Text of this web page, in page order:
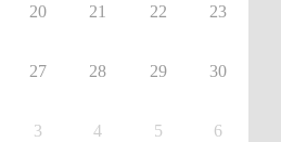
20 21 22 23
27 28 29 30
3 4 5 6